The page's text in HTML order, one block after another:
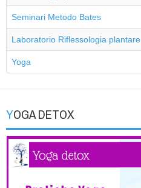
Seminari Metodo Bates
Laboratorio Riflessologia plantare
Yoga
YOGA DETOX